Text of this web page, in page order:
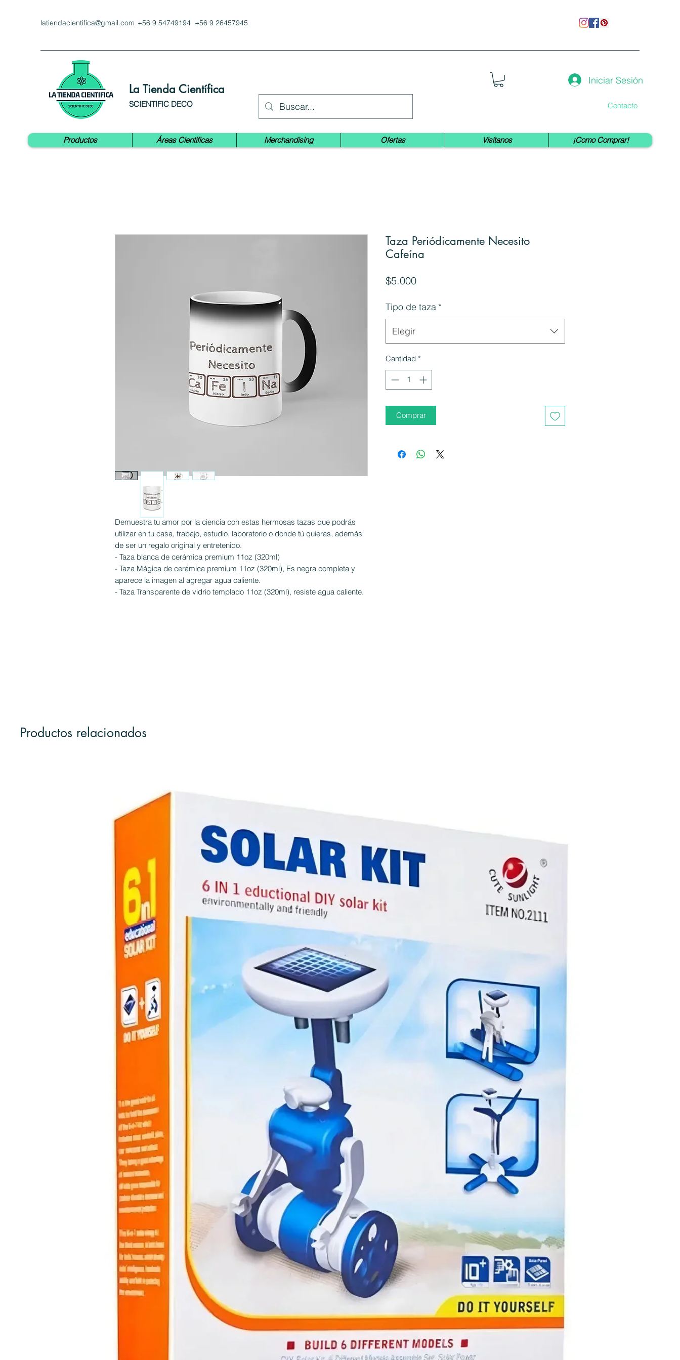
latiendacientifica@gmail.com +56 9 54749194 +56 9 26457945
La Tienda Científica
SCIENTIFIC DECO
Iniciar Sesión
Contacto
Productos Áreas Cientificas Merchandising Ofertas Visítanos ¡Como Comprar!
Productos relacionados
Demuestra tu amor por la ciencia con estas hermosas tazas que podrás
utilizar en tu casa, trabajo, estudio, laboratorio o donde tú quieras, además
de ser un regalo original y entretenido.
- Taza blanca de cerámica premium 11oz (320ml)
- Taza Mágica de cerámica premium 11oz (320ml), Es negra completa y
aparece la imagen al agregar agua caliente.
- Taza Transparente de vidrio templado 11oz (320ml), resiste agua caliente.
Taza Periódicamente Necesito
Cafeína
$5.000Precio
Tipo de taza *
Elegir
Cantidad *
Comprar